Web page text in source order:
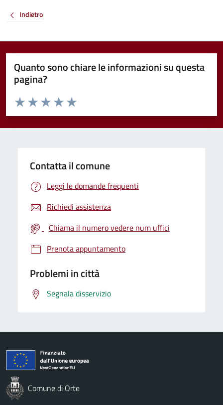
Indietro
Quanto sono chiare le informazioni su questa
pagina?
Valuta da 1 a 5 stelle la pagina
Valuta 5 stelle su 5
Valuta 4 stelle su 5
Valuta 3 stelle su 5
Valuta 2 stelle su 5
Valuta 1 stelle su 5
Contatta il comune
Leggi le domande frequenti
Richiedi assistenza
Chiama il numero vedere num uffici
Prenota appuntamento
Problemi in città
Segnala disservizio
Comune di Orte